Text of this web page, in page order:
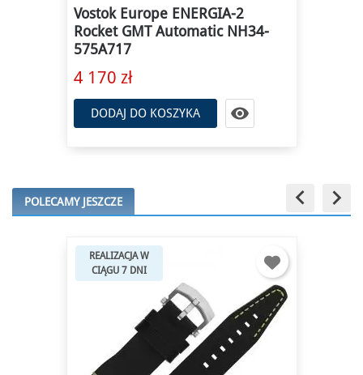
Vostok Europe ENERGIA-2
Rocket GMT Automatic NH34-
575A717
4 170 zł
DODAJ DO KOSZYKA 
POLECAMY JESZCZE keyboard_arrow_left
REALIZACJA W
CIĄGU 7 DNI
keyboard_arrow_right